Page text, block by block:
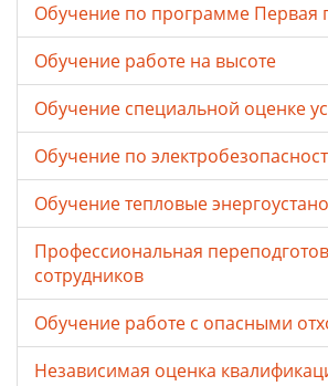
Обучение по программе
Обучение работе на высоте
Обучение специальной оценке
Обучение по
Обучение тепловые
Профессиональная
сотрудников
Обучение работе с опасными
Независимая оценка